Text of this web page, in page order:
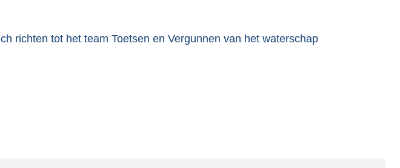
7
richten tot het team Toetsen en Vergunnen van het waterschap